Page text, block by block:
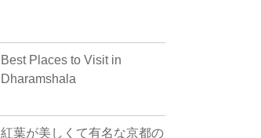
Best Places to Visit in
Dharamshala
紅葉が美しくて有名な京都の